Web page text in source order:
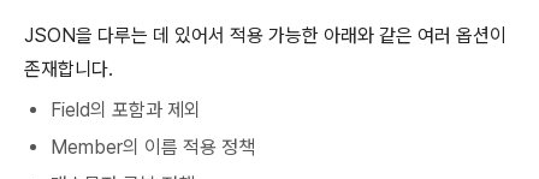
JSON을 다루는 데 있어서 적용 가능한 아래와 같은 여러 옵션이
존재합니다.
Field의 포함과 제외
Member의 이름 적용 정책